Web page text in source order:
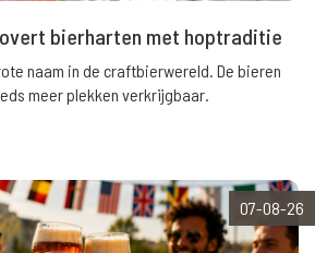
bierharten met hoptraditie
naam in de craftbierwereld. De bieren
meer plekken verkrijgbaar.
07-08-26